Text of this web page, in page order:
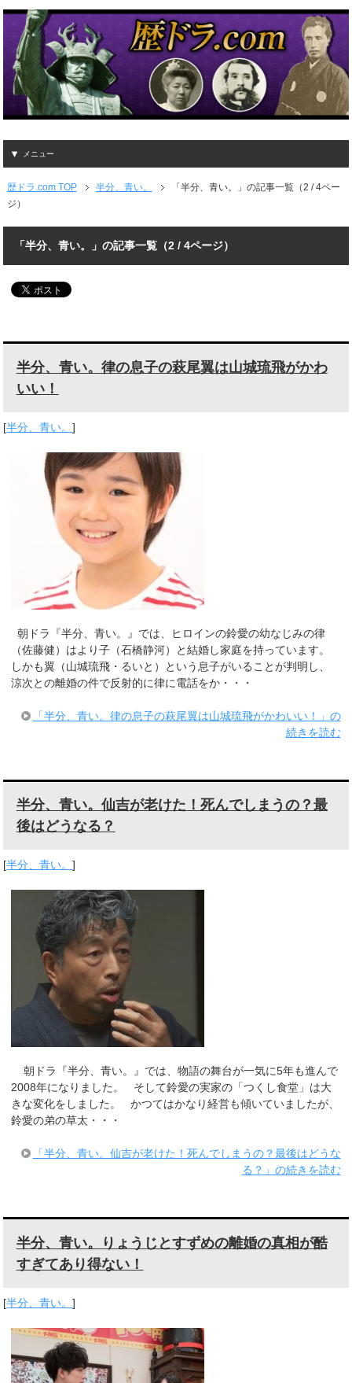
メニュー
歴ドラ.com TOP 半分、青い。
「半分、青い。」の記事一覧（2 / 4ペー
ジ）
「半分、青い。」の記事一覧（2 / 4ページ）
半分、青い。律の息子の萩尾翼は山城琉飛がかわ
いい！
[半分、青い。]
朝ドラ『半分、青い。』では、ヒロインの鈴愛の幼なじみの律
（佐藤健）はより子（石橋静河）と結婚し家庭を持っています。
しかも翼（山城琉飛・るいと）という息子がいることが判明し、
涼次との離婚の件で反射的に律に電話をか・・・
「半分、青い。律の息子の萩尾翼は山城琉飛がかわいい！」の
続きを読む
半分、青い。仙吉が老けた！死んでしまうの？最
後はどうなる？
[半分、青い。]
朝ドラ『半分、青い。』では、物語の舞台が一気に5年も進んで
2008年になりました。 そして鈴愛の実家の「つくし食堂」は大
きな変化をしました。 かつてはかなり経営も傾いていましたが、
鈴愛の弟の草太・・・
「半分、青い。仙吉が老けた！死んでしまうの？最後はどうな
る？」の続きを読む
半分、青い。りょうじとすずめの離婚の真相が酷
すぎてあり得ない！
[半分、青い。]